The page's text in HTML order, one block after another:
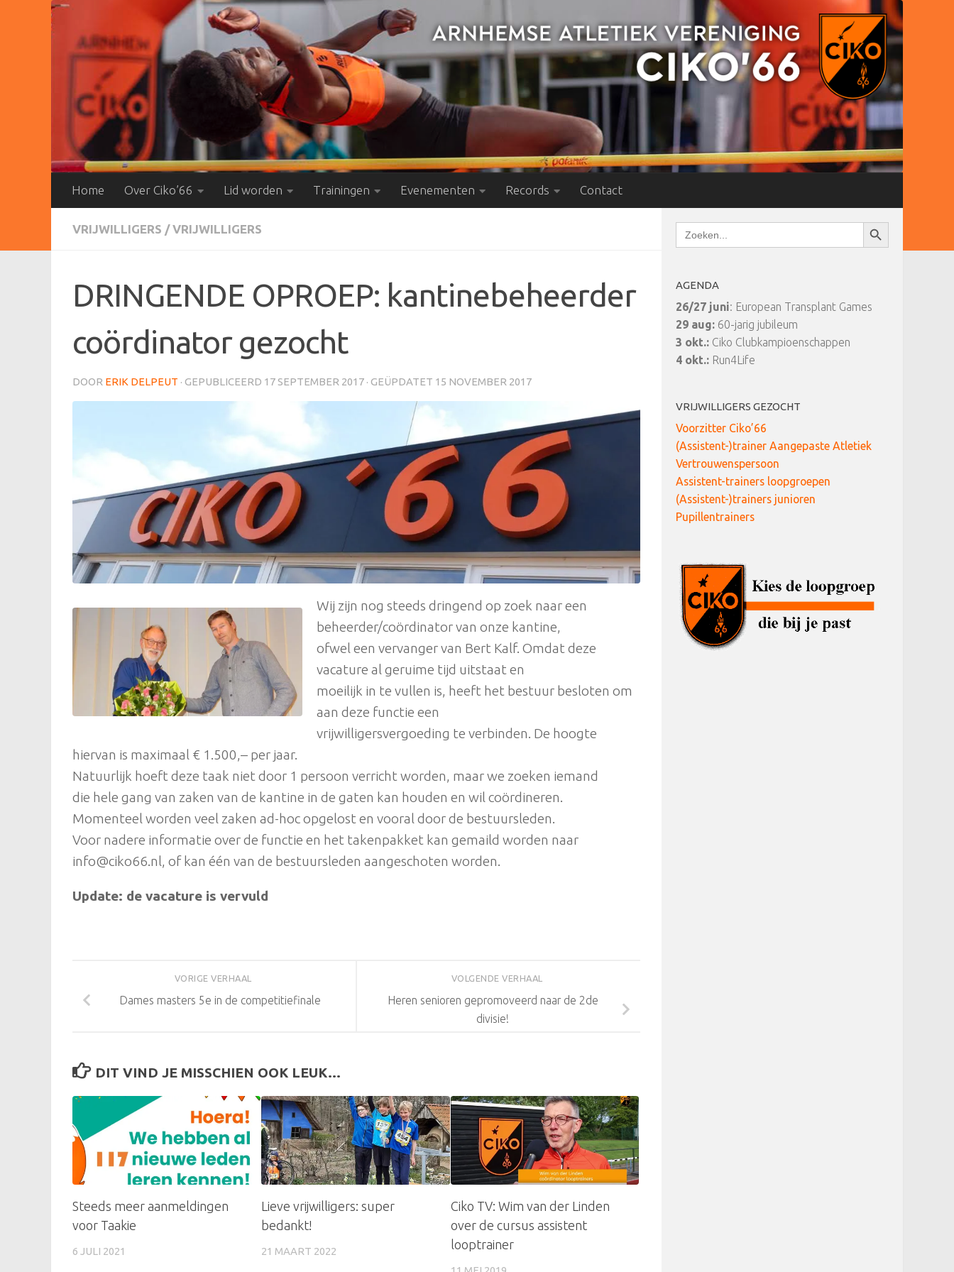
Doorgaan naar inhoud
Home Over Ciko’66 Lid worden Trainingen Evenementen Records Contact
VRIJWILLIGERS / VRIJWILLIGERS
DRINGENDE OPROEP: kantinebeheerder
coördinator gezocht
DOOR ERIK DELPEUT · GEPUBLICEERD 17 SEPTEMBER 2017 · GEÜPDATET 15 NOVEMBER 2017
Wij zijn nog steeds dringend op zoek naar een
beheerder/coördinator van onze kantine,
ofwel een vervanger van Bert Kalf. Omdat deze
vacature al geruime tijd uitstaat en
moeilijk in te vullen is, heeft het bestuur besloten om
aan deze functie een
vrijwilligersvergoeding te verbinden. De hoogte
hiervan is maximaal € 1.500,– per jaar.
Natuurlijk hoeft deze taak niet door 1 persoon verricht worden, maar we zoeken iemand
die hele gang van zaken van de kantine in de gaten kan houden en wil coördineren.
Momenteel worden veel zaken ad-hoc opgelost en vooral door de bestuursleden.
Voor nadere informatie over de functie en het takenpakket kan gemaild worden naar
info@ciko66.nl, of kan één van de bestuursleden aangeschoten worden.
Update: de vacature is vervuld
VOLGENDE VERHAAL
Heren senioren gepromoveerd naar de 2de
divisie!
VORIGE VERHAAL
Dames masters 5e in de competitiefinale
DIT VIND JE MISSCHIEN OOK LEUK...
Steeds meer aanmeldingen
voor Taakie
6 JULI 2021
Lieve vrijwilligers: super
bedankt!
21 MAART 2022
Ciko TV: Wim van der Linden
over de cursus assistent
looptrainer
Zoek
naar:
Zoekknop
AGENDA
26/27 juni: European Transplant Games
29 aug: 60-jarig jubileum
3 okt.: Ciko Clubkampioenschappen
4 okt.: Run4Life
VRIJWILLIGERS GEZOCHT
Voorzitter Ciko’66
(Assistent-)trainer Aangepaste Atletiek
Vertrouwenspersoon
Assistent-trainers loopgroepen
(Assistent-)trainers junioren
Pupillentrainers